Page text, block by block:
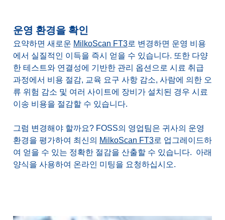
운영 환경을 확인
요약하면 새로운 MilkoScan FT3로 변경하면 운영 비용
에서 실질적인 이득을 즉시 얻을 수 있습니다. 또한 다양
한 테스트와 연결성에 기반한 관리 옵션으로 시료 취급
과정에서 비용 절감, 교육 요구 사항 감소, 사람에 의한 오
류 위험 감소 및 여러 사이트에 장비가 설치된 경우 시료
이송 비용을 절감할 수 있습니다.
그럼 변경해야 할까요? FOSS의 영업팀은 귀사의 운영
환경을 평가하여 최신의 MilkoScan FT3로 업그레이드하
여 얻을 수 있는 정확한 절감을 산출할 수 있습니다. 아래
양식을 사용하여 온라인 미팅을 요청하십시오.